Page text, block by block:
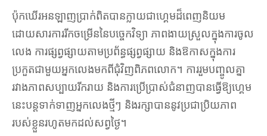
ប៉ុកឃើរអនឡាញប្រាក់ពិតបានក្លាយជាហ្គេមដ៏ពេញនិយម
ដោយសារការរីកចម្រើននៃបច្ចេកវិទ្យា ភាពងាយស្រួលក្នុងការចូល
លេង ការផ្សព្វផ្សាយតាមប្រព័ន្ធផ្សព្វផ្សាយ និងឱកាសក្នុងការ
ប្រកួតជាមួយអ្នកលេងមកពីជុំវិញពិភពលោក។ ការរួមបញ្ចូលគ្នា
រវាងភាពសប្បាយរីករាយ និងការប្រើប្រាស់ជំនាញបានធ្វើឱ្យហ្គេម
នេះបន្តទាក់ទាញអ្នកលេងថ្មីៗ និងរក្សាបាននូវប្រជាប្រិយភាព
របស់ខ្លួនរហូតមកដល់សព្វថ្ងៃ។